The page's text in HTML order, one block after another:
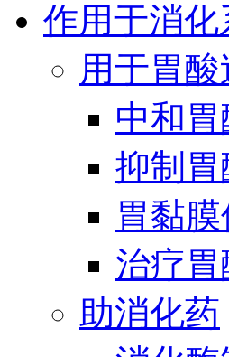
作用于消化
用于胃
中和
抑制
胃黏
治疗
助消化药